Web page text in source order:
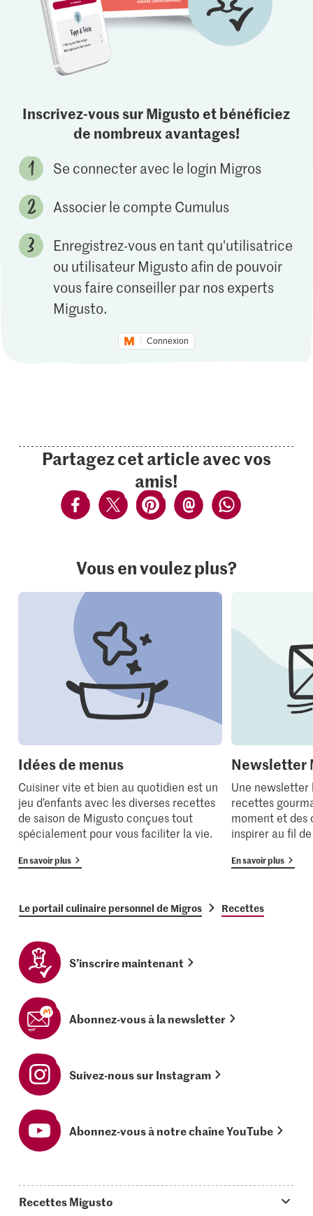
Inscrivez-vous sur Migusto et bénéficiez
de nombreux avantages!
Se connecter avec le login Migros
Associer le compte Cumulus
Enregistrez-vous en tant qu'utilisatrice
ou utilisateur Migusto afin de pouvoir
vous faire conseiller par nos experts
Migusto.
Connexion
Partagez cet article avec vos
amis!
Vous en voulez plus?
Idées de menus
Cuisiner vite et bien au quotidien est un
jeu d’enfants avec les diverses recettes
de saison de Migusto conçues tout
spécialement pour vous faciliter la vie.
En savoir plus
Newsletter
Une newsletter
recettes
moment et des
inspirer au fil
En savoir plus
Le portail culinaire personnel de Migros Recettes
S’inscrire maintenant
Abonnez-vous à la newsletter
Suivez-nous sur Instagram
Abonnez-vous à notre chaîne YouTube
Recettes Migusto